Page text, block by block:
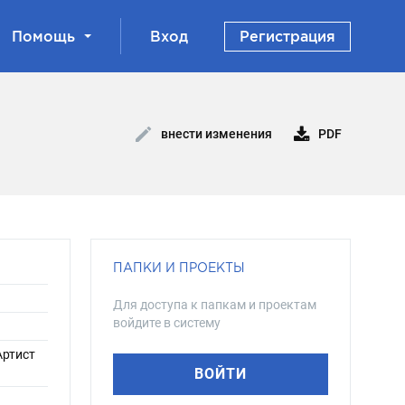
Помощь Вход Регистрация
внести изменения PDF
ПАПКИ И ПРОЕКТЫ
Для доступа к папкам и проектам
войдите в систему
ВОЙТИ